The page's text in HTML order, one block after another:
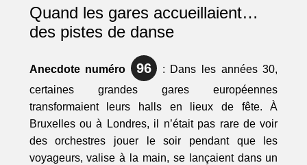
Quand les gares accueillaient…
des pistes de danse
Anecdote numéro 96 : Dans les années 30,
certaines grandes gares européennes
transformaient leurs halls en lieux de fête. À
Bruxelles ou à Londres, il n’était pas rare de voir
des orchestres jouer le soir pendant que les
voyageurs, valise à la main, se lançaient dans un